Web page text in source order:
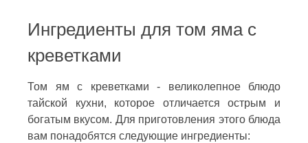
Ингредиенты для том яма с
креветками
Том ям с креветками - великолепное блюдо
тайской кухни, которое отличается острым и
богатым вкусом. Для приготовления этого блюда
вам понадобятся следующие ингредиенты: